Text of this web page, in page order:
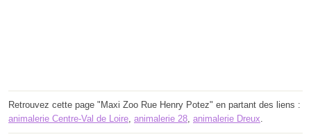
Retrouvez cette page "Maxi Zoo Rue Henry Potez" en partant des liens :
animalerie Centre-Val de Loire, animalerie 28, animalerie Dreux.